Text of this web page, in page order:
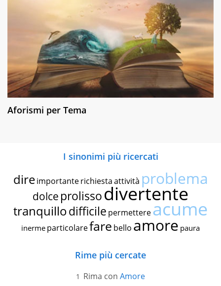
Aforismi per Tema
I sinonimi più ricercati
dire importante richiestaattività problema
dolce prolissodivertente
tranquillodifficile permettereacume
inerme particolarefare bello amore paura
Rime più cercate
Rima con Amore